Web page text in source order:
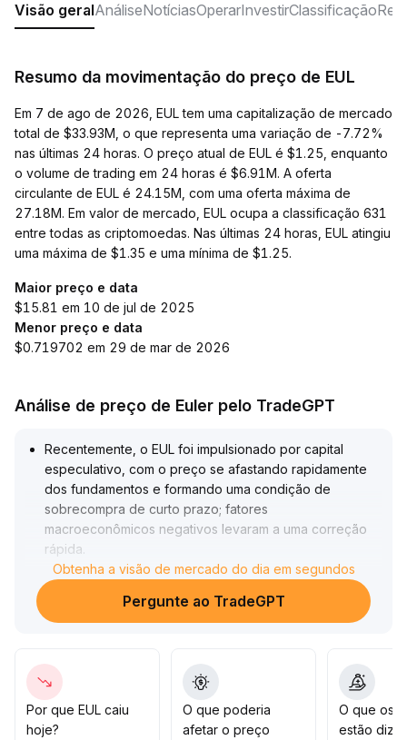
Visão geralAnáliseNotíciasOperarInvestirClassificação
Resumo da movimentação do preço de EUL
Em 7 de ago de 2026, EUL tem uma capitalização de mercado
total de $33.93M, o que representa uma variação de -7.72%
nas últimas 24 horas. O preço atual de EUL é $1.25, enquanto
o volume de trading em 24 horas é $6.91M. A oferta
circulante de EUL é 24.15M, com uma oferta máxima de
27.18M. Em valor de mercado, EUL ocupa a classificação 631
entre todas as criptomoedas. Nas últimas 24 horas, EUL atingiu
uma máxima de $1.35 e uma mínima de $1.25.
Maior preço e data
$15.81 em 10 de jul de 2025
Menor preço e data
$0.719702 em 29 de mar de 2026
Análise de preço de Euler pelo TradeGPT
Recentemente, o EUL foi impulsionado por capital
especulativo, com o preço se afastando rapidamente
dos fundamentos e formando uma condição de
sobrecompra de curto prazo; fatores
macroeconômicos negativos levaram a uma correção
rápida
Atualmente, a faixa de US$1,33 a US$1,55 estabeleceu
um suporte de médio prazo
A lógica de longo prazo do ecossistema cripto tem
sustentada do apetite ao risco
Orientação estratégica: se romper efetivamente a
máxima anterior de US$1,52, pode-se considerar
aumentar posições acompanhando a tendência
Obtenha a visão de mercado do dia em segundos
Pergunte ao TradeGPT
Por que EUL caiu
hoje?
O que poderia
afetar o preço
O que os
estão